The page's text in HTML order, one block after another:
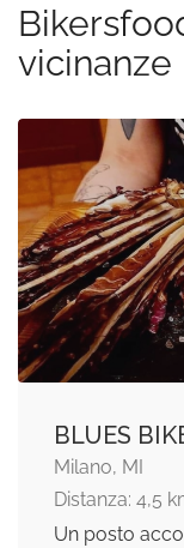
vicinanze
BLUES
Milano, MI
Distanza: 4,5
Un posto